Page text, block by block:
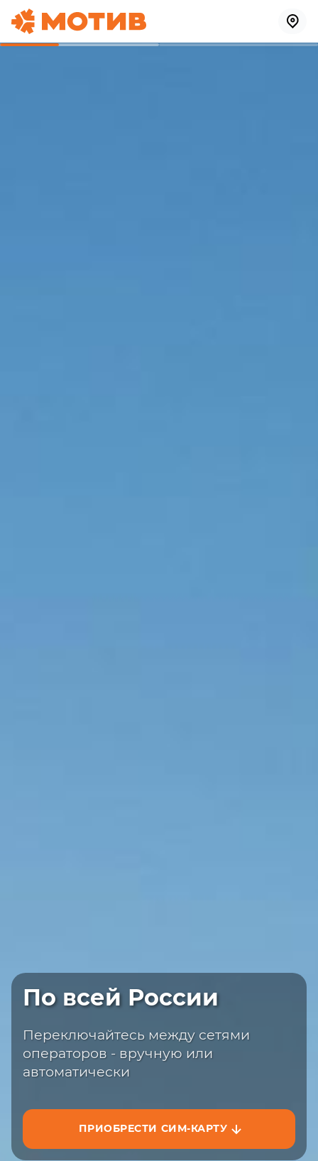
По всей России
Переключайтесь между сетями
операторов - вручную или
автоматически
ПРИОБРЕСТИ СИМ-КАРТУ
Быстрая доставка
сайте или на маркетплейсах
ЗАКАЗАТЬ НА САЙТЕ